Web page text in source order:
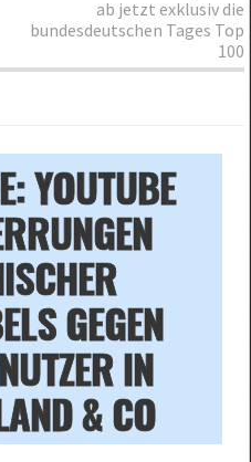
ab jetzt exklusiv die
bundesdeutschen Tages Top
100
YOUTUBE
GEGEN
IN
& CO